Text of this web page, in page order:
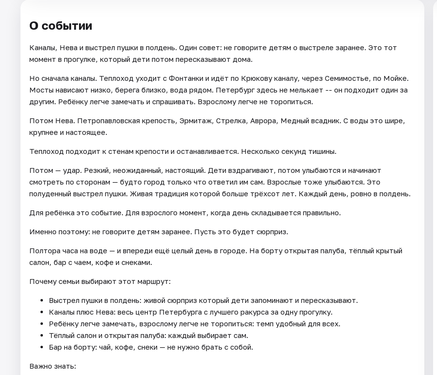
О событии
Каналы, Нева и выстрел пушки в полдень. Один совет: не говорите детям о выстреле заранее. Это тот
момент в прогулке, который дети потом пересказывают дома.
Но сначала каналы. Теплоход уходит с Фонтанки и идёт по Крюкову каналу, через Семимостье, по Мойке.
Мосты нависают низко, берега близко, вода рядом. Петербург здесь не мелькает -- он подходит один за
другим. Ребёнку легче замечать и спрашивать. Взрослому легче не торопиться.
Потом Нева. Петропавловская крепость, Эрмитаж, Стрелка, Аврора, Медный всадник. С воды это шире,
крупнее и настоящее.
Теплоход подходит к стенам крепости и останавливается. Несколько секунд тишины.
Потом — удар. Резкий, неожиданный, настоящий. Дети вздрагивают, потом улыбаются и начинают
смотреть по сторонам — будто город только что ответил им сам. Взрослые тоже улыбаются. Это
полуденный выстрел пушки. Живая традиция которой больше трёхсот лет. Каждый день, ровно в полдень.
Для ребёнка это событие. Для взрослого момент, когда день складывается правильно.
Именно поэтому: не говорите детям заранее. Пусть это будет сюрприз.
Полтора часа на воде — и впереди ещё целый день в городе. На борту открытая палуба, тёплый крытый
салон, бар с чаем, кофе и снеками.
Почему семьи выбирают этот маршрут:
Выстрел пушки в полдень: живой сюрприз который дети запоминают и пересказывают.
Каналы плюс Нева: весь центр Петербурга с лучшего ракурса за одну прогулку.
Ребёнку легче замечать, взрослому легче не торопиться: темп удобный для всех.
Тёплый салон и открытая палуба: каждый выбирает сам.
Бар на борту: чай, кофе, снеки — не нужно брать с собой.
Важно знать: